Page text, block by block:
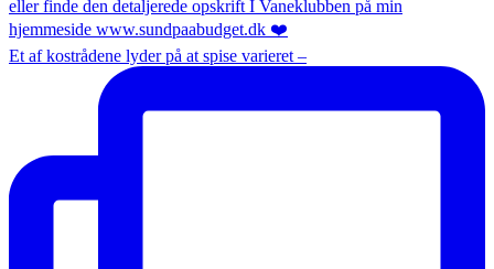
Et af kostrådene lyder på at spise varieret –